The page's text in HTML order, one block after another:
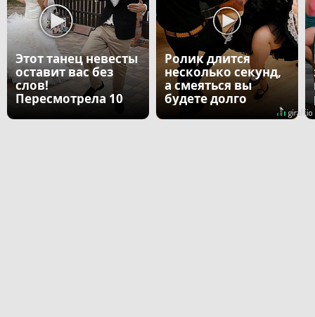
Этот танец невесты
оставит вас без
слов!
Пересмотрела 10
Ролик длится
несколько секунд,
а смеяться вы
будете долго